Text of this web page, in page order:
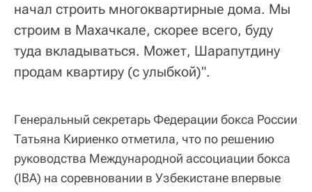
начал строить многоквартирные дома. Мы
строим в Махачкале, скорее всего, буду
туда вкладываться. Может, Шарапутдину
продам квартиру (с улыбкой)".
Генеральный секретарь Федерации бокса России
Татьяна Кириенко отметила, что по решению
руководства Международной ассоциации бокса
(IBA) на соревновании в Узбекистане впервые